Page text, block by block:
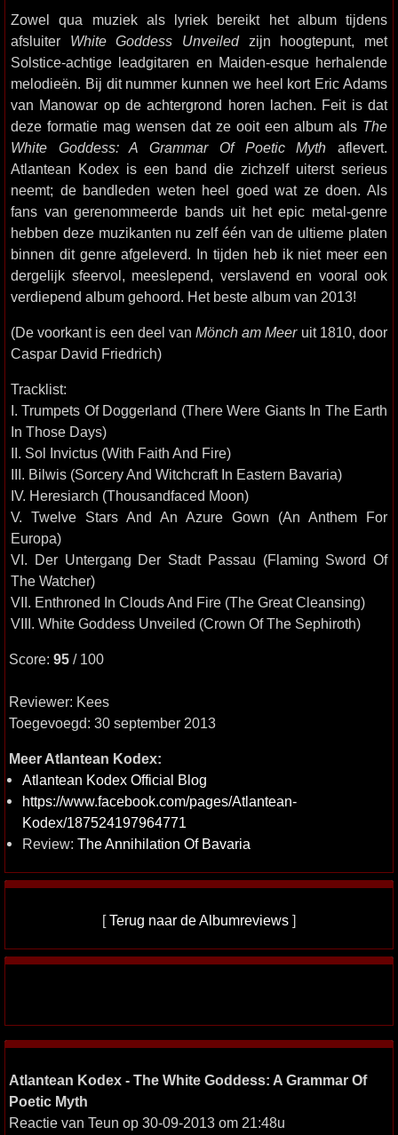
Zowel qua muziek als lyriek bereikt het album tijdens
afsluiter White Goddess Unveiledzijn hoogtepunt, met
Solstice-achtige leadgitaren en Maiden-esque herhalende
melodieën. Bij dit nummer kunnen we heel kort Eric Adams
van Manowar op de achtergrond horen lachen. Feit is dat
deze formatie mag wensen dat ze ooit een album als The
White Goddess: A Grammar Of Poetic Myth aflevert.
Atlantean Kodex is een band die zichzelf uiterst serieus
neemt; de bandleden weten heel goed wat ze doen. Als
fans van gerenommeerde bands uit het epic metal-genre
hebben deze muzikanten nu zelf één van de ultieme platen
binnen dit genre afgeleverd. In tijden heb ik niet meer een
dergelijk sfeervol, meeslepend, verslavend en vooral ook
verdiepend album gehoord. Het beste album van 2013!
(De voorkant is een deel vanMönch am Meeruit 1810, door
Caspar David Friedrich)
Tracklist:
I. Trumpets Of Doggerland (There Were Giants In The Earth
In Those Days)
II. Sol Invictus (With Faith And Fire)
III. Bilwis (Sorcery And Witchcraft In Eastern Bavaria)
IV. Heresiarch (Thousandfaced Moon)
V. Twelve Stars And An Azure Gown (An Anthem For
Europa)
VI. Der Untergang Der Stadt Passau (Flaming Sword Of
The Watcher)
VII. Enthroned In Clouds And Fire (The Great Cleansing)
VIII. White Goddess Unveiled (Crown Of The Sephiroth)
Score: 95 / 100
Reviewer: Kees
Toegevoegd: 30 september 2013
Meer Atlantean Kodex:
Atlantean Kodex Official Blog
https://www.facebook.com/pages/Atlantean-
Kodex/187524197964771
Review: The Annihilation Of Bavaria
[Terug naar de Albumreviews ]
Atlantean Kodex - The White Goddess: A Grammar Of
Poetic Myth
Reactie van Teun op 30-09-2013 om 21:48u